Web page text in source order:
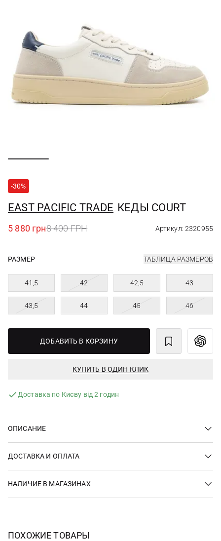
-30%
EAST PACIFIC TRADE КЕДЫ COURT
5 880 грн8 400 ГРН Артикул: 2320955
РАЗМЕР ТАБЛИЦА РАЗМЕРОВ
41,5 42 42,5 43
43,5 44 45 46
ДОБАВИТЬ В КОРЗИНУ
КУПИТЬ В ОДИН КЛИК
Доставка по Києву від 2 годин
ОПИСАНИЕ
ДОСТАВКА И ОПЛАТА
НАЛИЧИЕ В МАГАЗИНАХ
ПОХОЖИЕ ТОВАРЫ